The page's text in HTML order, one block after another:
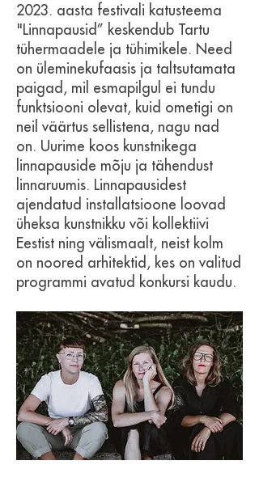
2023. aasta festivali katusteema
"Linnapausid” keskendub Tartu
tühermaadele ja tühimikele. Need
on üleminekufaasis ja taltsutamata
paigad, mil esmapilgul ei tundu
funktsiooni olevat, kuid ometigi on
neil väärtus sellistena, nagu nad
on. Uurime koos kunstnikega
linnapauside mõju ja tähendust
linnaruumis. Linnapausidest
ajendatud installatsioone loovad
üheksa kunstnikku või kollektiivi
Eestist ning välismaalt, neist kolm
on noored arhitektid, kes on valitud
programmi avatud konkursi kaudu.